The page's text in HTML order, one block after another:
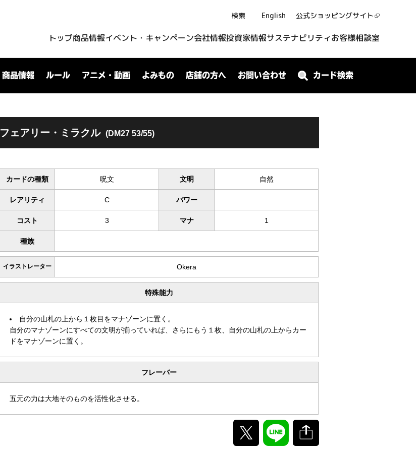
検索 English 公式ショッピングサイト
トップ商品情報イベント・キャンペーン会社情報投資家情報サステナビリティお客様相談室
商品情報 ルール アニメ・動画 よみもの 店舗の方へ お問い合わせ カード検索
フェアリー・ミラクル (DM27 53/55)
カードの種類 呪文 文明 自然
レアリティ C パワー
コスト 3 マナ 1
種族
イラストレーター Okera
特殊能力
自分の山札の上から１枚目をマナゾーンに置く。
自分のマナゾーンにすべての文明が揃っていれば、さらにもう１枚、自分の山札の上からカー
ドをマナゾーンに置く。
フレーバー
五元の力は大地そのものを活性化させる。